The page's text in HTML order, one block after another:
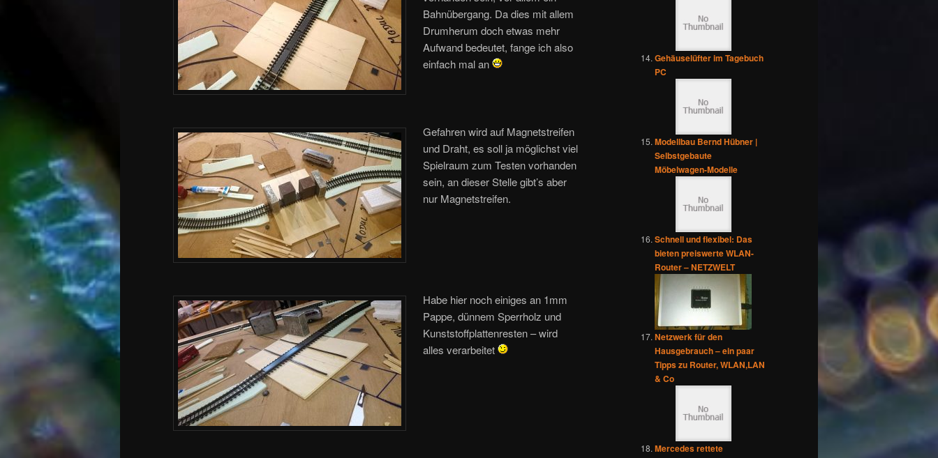
Bahnübergang. Da dies mit allem
Drumherum doch etwas mehr
Aufwand bedeutet, fange ich also
einfach mal an
Gefahren wird auf Magnetstreifen
und Draht, es soll ja möglichst viel
Spielraum zum Testen vorhanden
sein, an dieser Stelle gibt’s aber
nur Magnetstreifen.
Habe hier noch einiges an 1mm
Pappe, dünnem Sperrholz und
Kunststoffplattenresten – wird
alles verarbeitet
Gehäuselüfter im Tagebuch
PC
Modellbau Bernd Hübner |
Selbstgebaute
Möbelwagen-Modelle
Schnell und flexibel: Das
bieten preiswerte WLAN-
Router – NETZWELT
Netzwerk für den
Hausgebrauch – ein paar
Tipps zu Router, WLAN,LAN
& Co
Mercedes rettete